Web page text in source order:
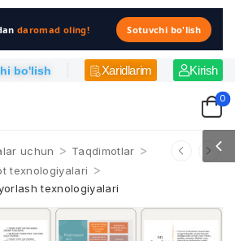
daromad oling! Sotuvchi bo'lish
bo'lish Xaridlarim Kirish
0
uchun > Taqdimotlar >
texnologiyalari >
texnologiyalari